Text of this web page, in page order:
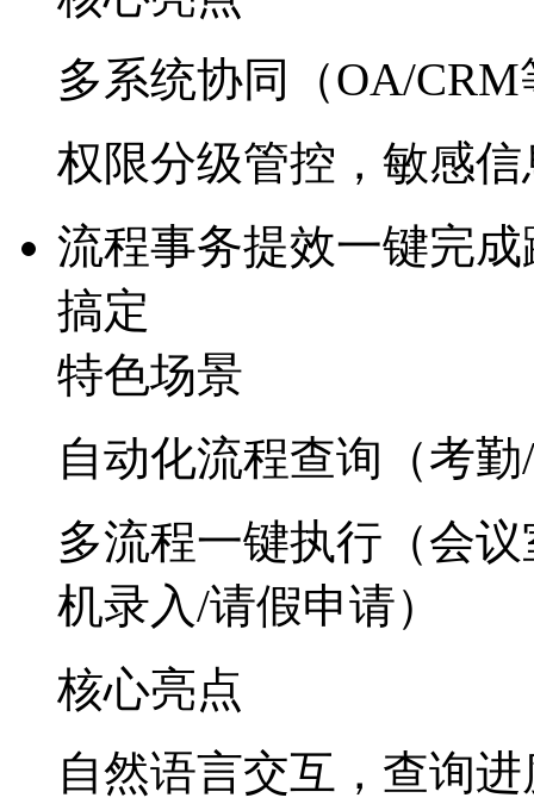
多系统协同（OA/CRM
权限分级管控，敏感
流程事务提效一键完成
搞定
特色场景
自动化流程查询（考
多流程一键执行（会
机录入/请假申请）
核心亮点
自然语言交互，查